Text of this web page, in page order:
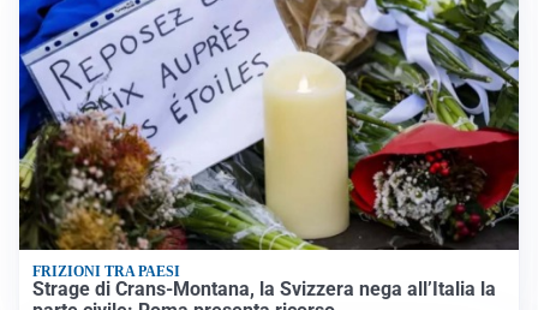
FRIZIONI TRA PAESI
Strage di Crans-Montana, la Svizzera nega all’Italia la